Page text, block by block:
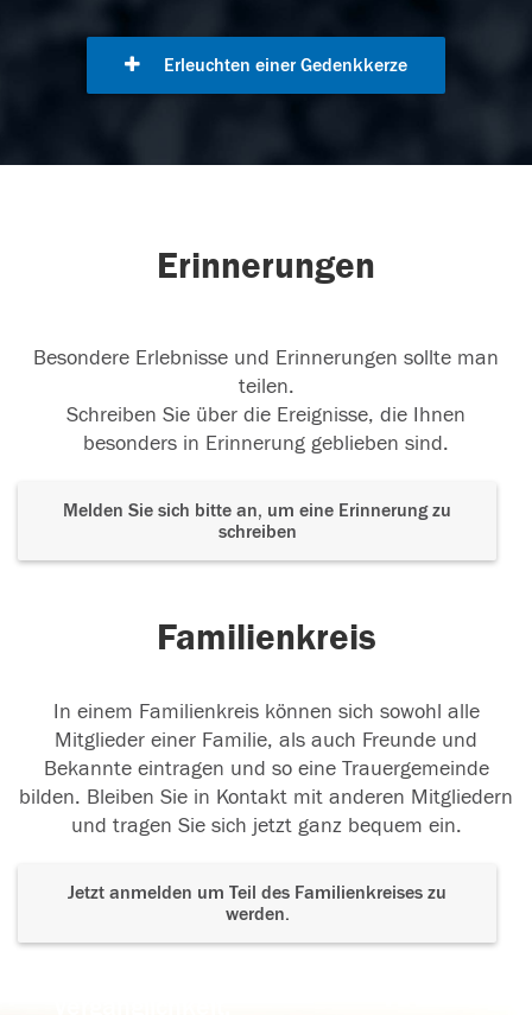
Erleuchten einer Gedenkkerze
Erinnerungen
Besondere Erlebnisse und Erinnerungen sollte man
teilen.
Schreiben Sie über die Ereignisse, die Ihnen
besonders in Erinnerung geblieben sind.
Melden Sie sich bitte an, um eine Erinnerung zu
schreiben
Familienkreis
In einem Familienkreis können sich sowohl alle
Mitglieder einer Familie, als auch Freunde und
Bekannte eintragen und so eine Trauergemeinde
bilden. Bleiben Sie in Kontakt mit anderen Mitgliedern
und tragen Sie sich jetzt ganz bequem ein.
Jetzt anmelden um Teil des Familienkreises zu
werden.